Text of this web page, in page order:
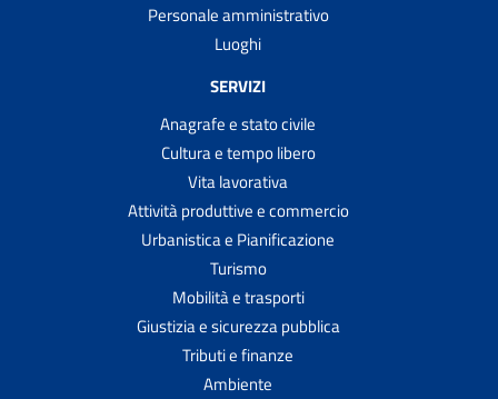
Personale amministrativo
Luoghi
SERVIZI
Anagrafe e stato civile
Cultura e tempo libero
Vita lavorativa
Attività produttive e commercio
Urbanistica e Pianificazione
Turismo
Mobilità e trasporti
Giustizia e sicurezza pubblica
Tributi e finanze
Ambiente